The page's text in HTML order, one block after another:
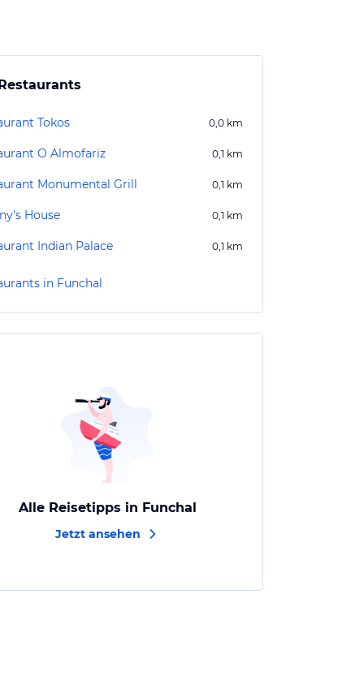
Tokos 0,0 km
O Almofariz 0,1 km
Monumental Grill 0,1 km
House 0,1 km
Indian Palace 0,1 km
in Funchal
Alle Reisetipps in Funchal
Jetzt ansehen